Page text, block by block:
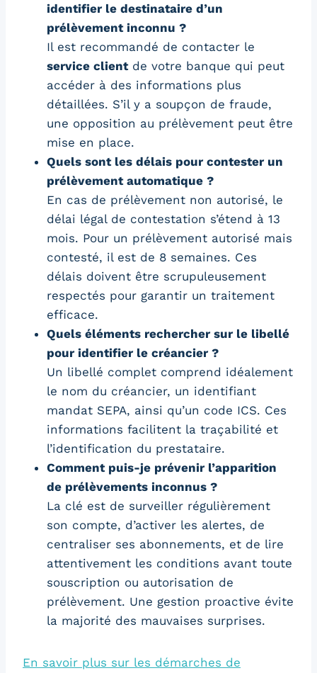
identifier le destinataire d’un
prélèvement inconnu ?
Il est recommandé de contacter le
service clientde votre banque qui peut
accéder à des informations plus
détaillées. S’il y a soupçon de fraude,
une opposition au prélèvement peut être
mise en place.
Quels sont les délais pour contester un
prélèvement automatique ?
En cas de prélèvement non autorisé, le
délai légal de contestation s’étend à 13
mois. Pour un prélèvement autorisé mais
contesté, il est de 8 semaines. Ces
délais doivent être scrupuleusement
respectés pour garantir un traitement
efficace.
Quels éléments rechercher sur le libellé
pour identifier le créancier ?
Un libellé complet comprend idéalement
le nom du créancier, un identifiant
mandat SEPA, ainsi qu’un code ICS. Ces
informations facilitent la traçabilité et
l’identification du prestataire.
Comment puis-je prévenir l’apparition
de prélèvements inconnus ?
La clé est de surveiller régulièrement
son compte, d’activer les alertes, de
centraliser ses abonnements, et de lire
attentivement les conditions avant toute
souscription ou autorisation de
prélèvement. Une gestion proactive évite
la majorité des mauvaises surprises.
En savoir plus sur les démarches de